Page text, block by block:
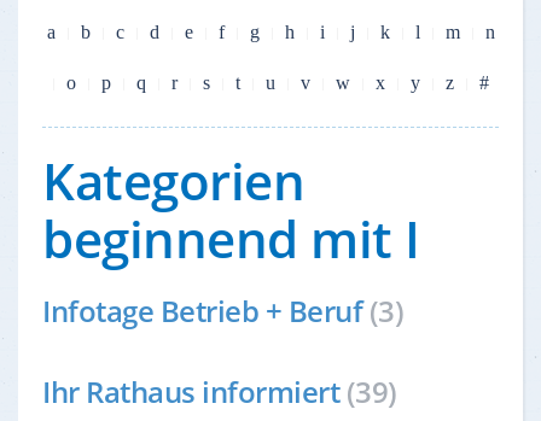
a b c d e f g h i j k l m n
o p q r s t u v w x y z #
Kategorien
beginnend mit I
Infotage Betrieb + Beruf (3)
Ihr Rathaus informiert (39)